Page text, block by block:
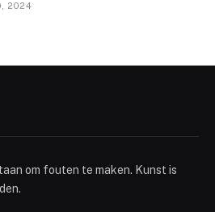
2024
om fouten te maken. Kunst is